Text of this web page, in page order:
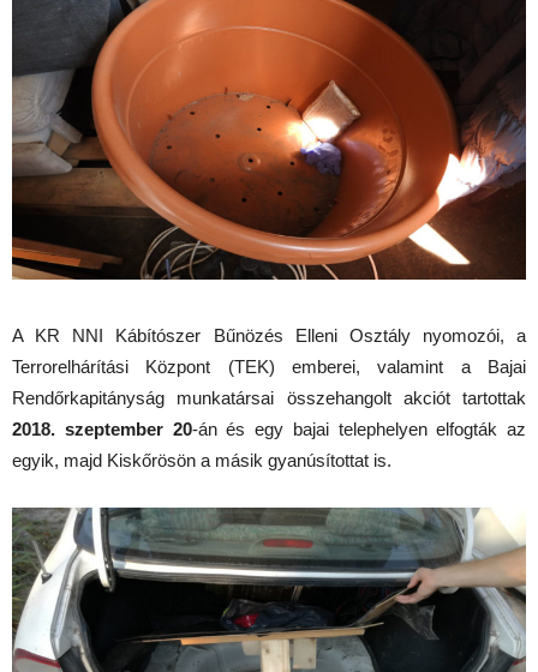
A KR NNI Kábítószer Bűnözés Elleni Osztály nyomozói, a
Terrorelhárítási Központ (TEK) emberei, valamint a Bajai
Rendőrkapitányság munkatársai összehangolt akciót tartottak
2018. szeptember 20-án és egy bajai telephelyen elfogták az
egyik, majd Kiskőrösön a másik gyanúsítottat is.